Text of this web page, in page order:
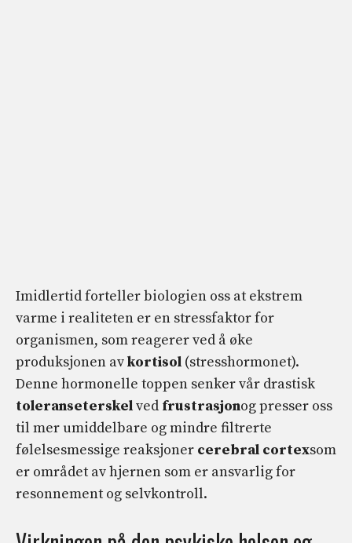
Imidlertid forteller biologien oss at ekstrem
varme i realiteten er en stressfaktor for
organismen, som reagerer ved å øke
produksjonen avkortisol (stresshormonet).
Denne hormonelle toppen senker vår drastisk
toleranseterskelved frustrasjonog presser oss
til mer umiddelbare og mindre filtrerte
følelsesmessige reaksjoner cerebral cortexsom
er området av hjernen som er ansvarlig for
resonnement og selvkontroll.